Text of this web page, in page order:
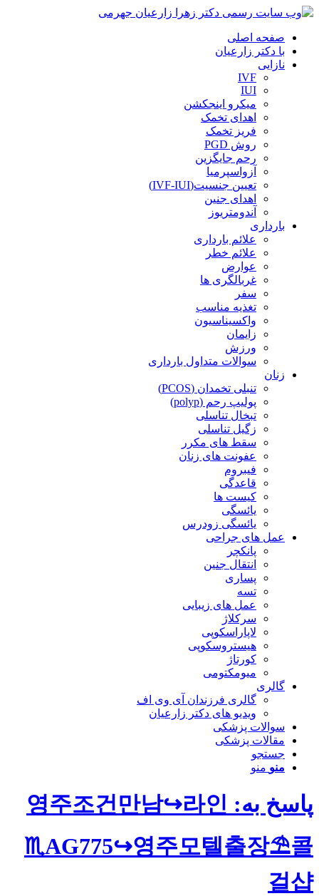
صفحه اصلی
با دکتر زارعیان
نازایی
IVF
IUI
میکرو اینجکشن
اهدای تخمک
فریز تخمک
روش PGD
رحم جایگزین
آزواسپرمیا
تعیین جنسیت(IVF-IUI)
اهدای جنین
آندومتریوز
بارداری
علائم بارداری
علائم خطر
عوارض
غربالگری ها
سفر
تغذیه مناسب
واکسیناسیون
زایمان
ورزش
سوالات متداول بارداری
زنان
تنبلی تخمدان (PCOS)
پولیپ رحم (polyp)
تبخال تناسلی
زگیل تناسلی
سقط های مکرر
عفونت های زنان
فیبروم
قاعدگی
کیست ها
یائسگی
یائسگی زودرس
عمل های جراحی
پانکچر
انتقال جنین
پساری
تسه
عمل های زیبایی
سرکلاژ
لاپاراسکوپی
هیستروسکوپی
کورتاژ
میومکتومی
گالری
گالری فرزندان آی وی اف
ویدیو های دکتر زارعیان
سوالات پزشکی
مقالات پزشکی
جستجو
منو منو
پاسخ به: 영주조건만남↪️라인
♏AG775↪️영주모텔출장⛱️콜
걸샵